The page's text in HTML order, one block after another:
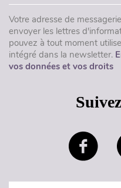
Votre adresse de
envoyer les lettres
pouvez à tout moment
intégré dans la newsletter.
vos données et vos droits